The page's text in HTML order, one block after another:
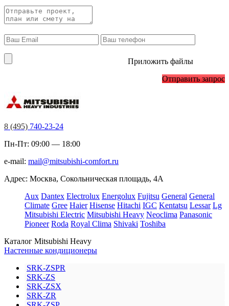
Приложить файлы
Отправить запрос
8 (495) 740-23-24
Пн-Пт: 09:00 — 18:00
e-mail: mail@mitsubishi-comfort.ru
Адрес: Москва, Сокольническая площадь, 4А
Aux Dantex Electrolux Energolux Fujitsu General General
Climate Gree Haier Hisense Hitachi IGC Kentatsu Lessar Lg
Mitsubishi Electric Mitsubishi Heavy Neoclima Panasonic
Pioneer Roda Royal Clima Shivaki Toshiba
Каталог Mitsubishi Heavy
Настенные кондиционеры
SRK-ZSPR
SRK-ZS
SRK-ZSX
SRK-ZR